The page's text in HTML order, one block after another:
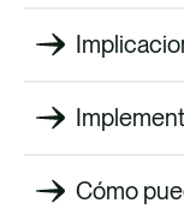
Cómo